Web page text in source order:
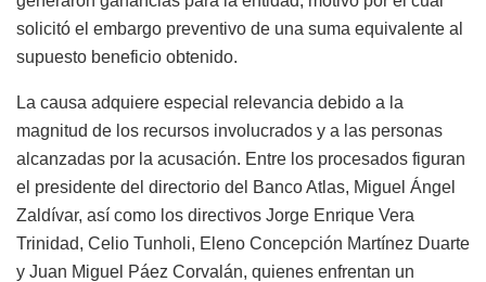
solicitó el embargo preventivo de una suma equivalente al
supuesto beneficio obtenido.
La causa adquiere especial relevancia debido a la
magnitud de los recursos involucrados y a las personas
alcanzadas por la acusación. Entre los procesados figuran
el presidente del directorio del Banco Atlas, Miguel Ángel
Zaldívar, así como los directivos Jorge Enrique Vera
Trinidad, Celio Tunholi, Eleno Concepción Martínez Duarte
y Juan Miguel Páez Corvalán, quienes enfrentan un